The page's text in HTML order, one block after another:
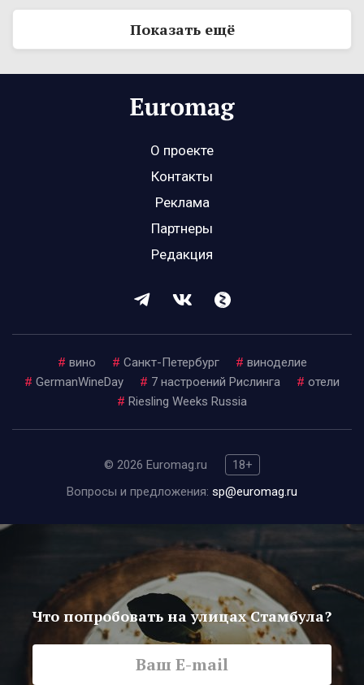
Показать ещё
О проекте
Контакты
Реклама
Партнеры
Редакция
# вино # Санкт-Петербург # виноделие
# GermanWineDay # 7 настроений Рислинга # отели
# Riesling Weeks Russia
© 2026 Euromag.ru
18+
Вопросы и предложения: sp@euromag.ru
Что попробовать на улицах Стамбула?